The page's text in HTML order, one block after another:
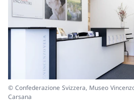
© Confederazione Svizzera, Museo
Carsana